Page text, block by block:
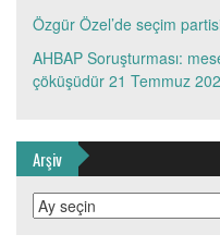
Özgür Özel’de seçim
AHBAP Soruşturması:
çöküşüdür 21 Temmuz
Arşiv
Arşiv